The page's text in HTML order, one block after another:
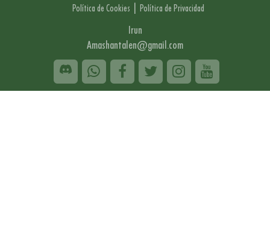
Política de Cookies | Política de Privacidad
Irun
Amashantalen@gmail.com